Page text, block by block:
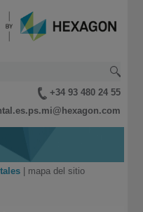
+34 93 480 24 55
| mapa del sitio